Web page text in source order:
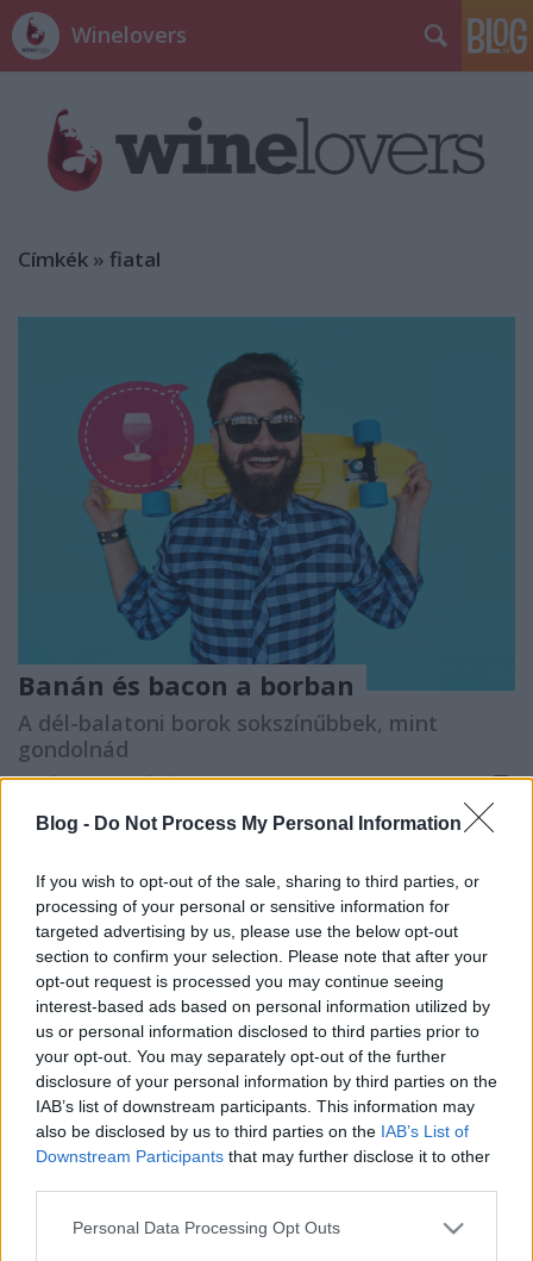
Blog - Do Not Process My Personal Information
If you wish to opt-out of the sale, sharing to third parties, or
processing of your personal or sensitive information for
targeted advertising by us, please use the below opt-out
section to confirm your selection. Please note that after your
opt-out request is processed you may continue seeing
interest-based ads based on personal information utilized by
us or personal information disclosed to third parties prior to
your opt-out. You may separately opt-out of the further
disclosure of your personal information by third parties on the
IAB’s list of downstream participants. This information may
also be disclosed by us to third parties on the IAB’s List of
Downstream Participants that may further disclose it to other
Please note that this website/app uses one or more Google
Personal Data Processing Opt Outs
Winelovers
Címkék » fiatal
Banán és bacon a borban
A dél-balatoni borok sokszínűbbek, mint
gondolnád
Winelovers•2018. április 03.
borrajongók körében, sokakat vonz a borok
világához egy-egy kóstolással egybekötött nyaralás
során – Európa talán legnépszerűbb tavánál. Kuti
Vilmos barátunk pedig leutazott, hogy elmesélje
nektek, mi történik a borvidék legfiatalabb
borászánál.